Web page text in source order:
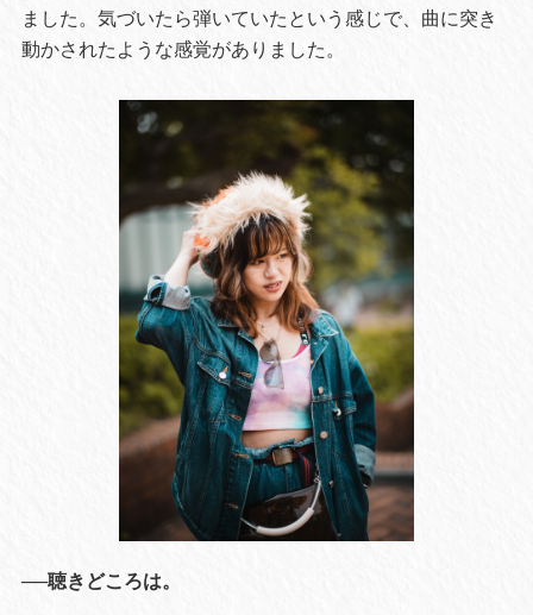
ました。気づいたら弾いていたという感じで、曲に突き
動かされたような感覚がありました。
──聴きどころは。